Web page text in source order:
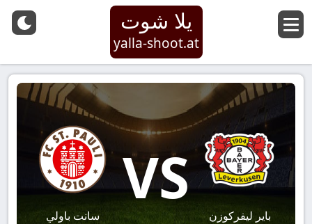
يلا شوت
yalla-shoot.at
باير ليفركوزن
VS
سانت باولي